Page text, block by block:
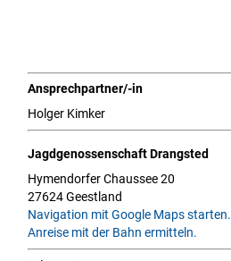
Ansprechpartner/-in
Holger Kimker
Jagdgenossenschaft Drangsted
Hymendorfer Chaussee 20
27624 Geestland
Navigation mit Google Maps starten.
Anreise mit der Bahn ermitteln.